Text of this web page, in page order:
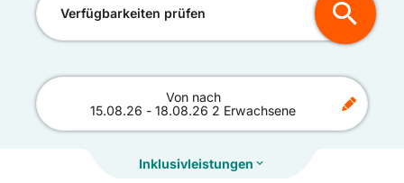
Verfügbarkeiten prüfen
Von nach
15.08.26 - 18.08.26 2 Erwachsene
Inklusivleistungen